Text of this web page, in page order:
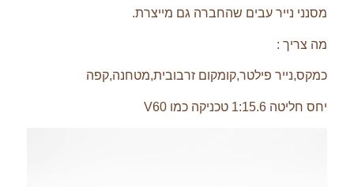
מסנני נייר עבים שהחברה גם מייצרת.
מה צריך :
כמקס,נייר פילטר,קומקום זרבובית,מטחנה,קפה
יחס חליטה 1:15.6 טכניקה כמו V60